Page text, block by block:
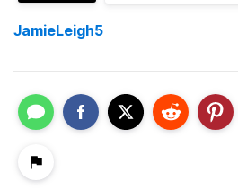
JamieLeigh5